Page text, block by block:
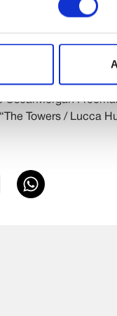
incontro a ingresso
“Lucca
con Lucca Film
tenendo al
di lavoro che
OscarMorgan
Towers / Lucca